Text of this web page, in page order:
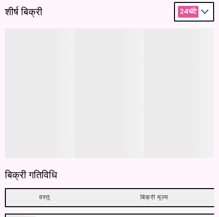
शीर्ष बिक्री 24घंटे
बिक्री गतिविधि
वस्तु बिक्री मूल्य